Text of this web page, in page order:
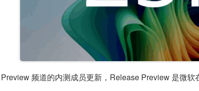
频道的内测成员更新，Release Preview 是微